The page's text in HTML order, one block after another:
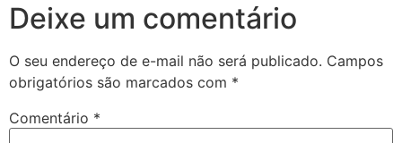
Deixe um comentário
O seu endereço de e-mail não será publicado. Campos
obrigatórios são marcados com *
Comentário *